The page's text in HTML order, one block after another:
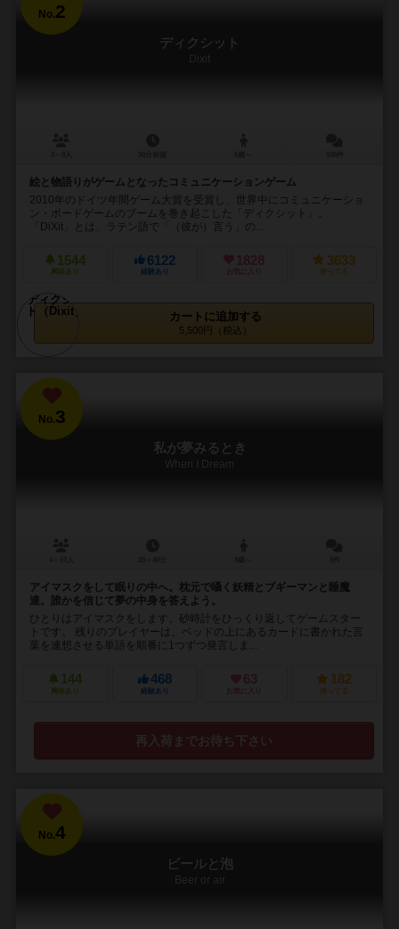
No.2
ディクシット
Dixit
絵と物語りがゲームとなったコミュニケーションゲーム
2010年のドイツ年間ゲーム大賞を受賞し、世界中にコミュニケーショ
ン・ボードゲームのブームを巻き起こした「ディクシット」。
「DiXit」とは、ラテン語で「（彼が）言う」の...
1544
興味あり
6122
経験あり
1828
お気に入り
3633
持ってる
カートに追加する
5,500円（税込）
No.3
私が夢みるとき
When I Dream
アイマスクをして眠りの中へ。枕元で囁く妖精とブギーマンと睡魔
達。誰かを信じて夢の中身を答えよう。
ひとりはアイマスクをします。砂時計をひっくり返してゲームスター
トです。 残りのプレイヤーは、ベッドの上にあるカードに書かれた言
葉を連想させる単語を順番に1つずつ発言しま...
144
興味あり
468
経験あり
63
お気に入り
182
持ってる
再入荷までお待ち下さい
No.4
ビールと泡
Beer or air